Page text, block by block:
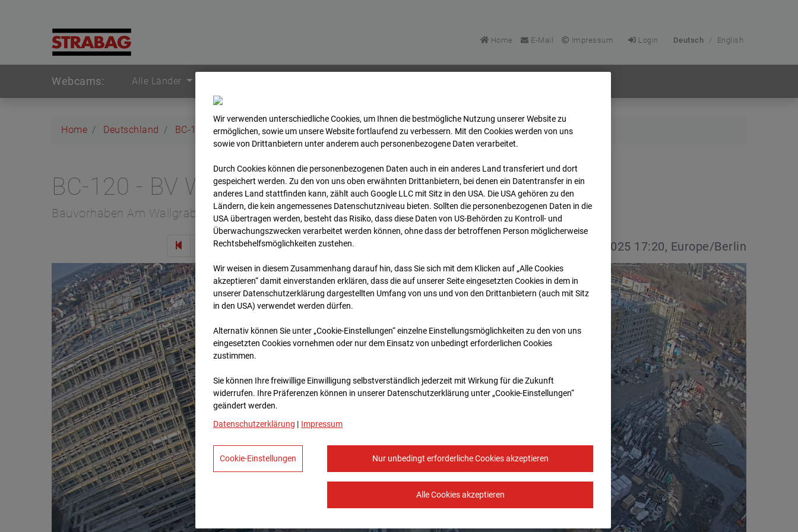
Home E-Mail Impressum Login Deutsch / English
Webcams: Alle Länder
Home Deutschland BC-120 - BV W2 Campus BT 1-3 Archiv 2025 03 13 17:20
BC-120 - BV W2 Campus BT 1-3
Bauvorhaben Am Wallgraben 99, 70565 Stuttgart
Zur Übersicht 13.03.2025 17:20, Europe/Berlin
Wir verwenden unterschiedliche Cookies, um Ihnen die best­mögliche Nutzung unserer Website zu
ermöglichen, sowie um unsere Website fortlaufend zu verbessern. Mit den Cookies werden von uns
sowie von Drittanbietern unter anderem auch personenbezogene Daten verarbeitet.
Durch Cookies können die personenbezogenen Daten auch in ein anderes Land transferiert und dort
gespeichert werden. Zu den von uns oben erwähnten Drittanbietern, bei denen ein Datentransfer in ein
anderes Land stattfinden kann, zählt auch Google LLC mit Sitz in den USA. Die USA gehören zu den
Ländern, die kein angemessenes Datenschutzniveau bieten. Sollten die personenbezogenen Daten in die
USA übertragen werden, besteht das Risiko, dass diese Daten von US-Behörden zu Kontroll- und
Überwachungszwecken verarbeitet werden können, ohne dass der betroffenen Person möglicherweise
Rechtsbehelfsmöglichkeiten zustehen.
Wir weisen in diesem Zusammenhang darauf hin, dass Sie sich mit dem Klicken auf „Alle Cookies
akzeptieren“ damit ein­ver­standen erklären, dass die auf unserer Seite eingesetzten Cookies in dem in
unserer Datenschutzerklärung dargestellten Umfang von uns und von den Drittanbietern (auch mit Sitz
in den USA) verwendet werden dürfen.
Alternativ können Sie unter „Cookie-Einstellungen“ einzelne Einstellungsmöglichkeiten zu den von uns
eingesetzten Cookies vornehmen oder nur dem Einsatz von unbedingt erforderlichen Cookies
zustimmen.
Sie können Ihre freiwillige Einwilligung selbstverständlich jederzeit mit Wirkung für die Zukunft
widerrufen. Ihre Prä­fe­renzen können in unserer Datenschutzerklärung unter „Cookie-Einstellungen“
geändert werden.
Datenschutzerklärung | Impressum
Nur unbedingt erforderliche Cookies akzeptieren
Alle Cookies akzeptieren
Cookie-Einstellungen